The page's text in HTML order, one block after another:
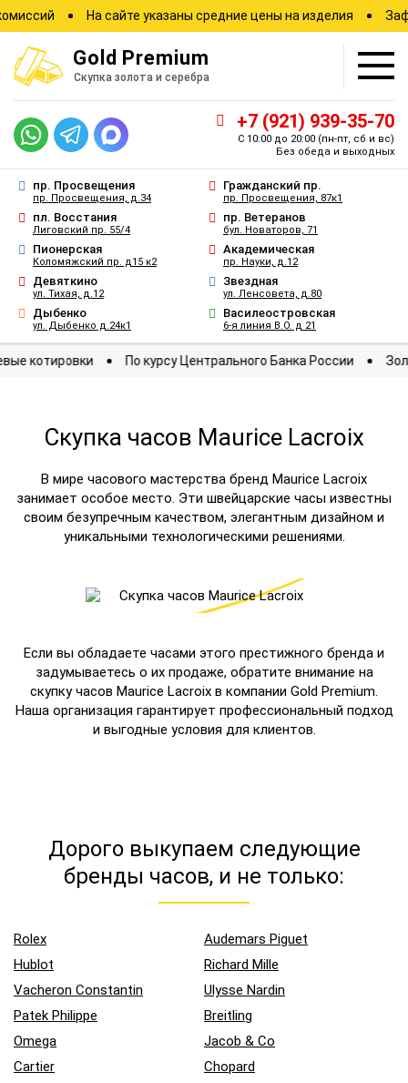
На сайте указаны средние цены на изделия
Gold Premium
Скупка золота и серебра
пр. Просвещения
пр. Просвещения, д.34
Гражданский пр.
пр. Просвещения, 87к1
пл. Восстания
Лиговский пр. 55/4
пр. Ветеранов
бул. Новаторов, 71
Пионерская
Коломяжский пр. д15 к2
Академическая
пр. Науки, д.12
Девяткино
ул. Тихая, д.12
Звездная
ул. Ленсовета, д.80
Дыбенко
ул. Дыбенко д.24к1
Василеостровская
6-я линия В.О. д 21
+7 (921) 939-35-70
С 10:00 до 20:00 (пн-пт, сб и вс)
Без обеда и выходных
Биржевые котировки По курсу Центрального Банка России
Скупка часов Maurice Lacroix
В мире часового мастерства бренд Maurice Lacroix
занимает особое место. Эти швейцарские часы известны
своим безупречным качеством, элегантным дизайном и
уникальными технологическими решениями.
Если вы обладаете часами этого престижного бренда и
задумываетесь о их продаже, обратите внимание на
скупку часов Maurice Lacroix в компании Gold Premium.
Наша организация гарантирует профессиональный подход
и выгодные условия для клиентов.
Дорого выкупаем следующие
бренды часов, и не только:
Rolex
Audemars Piguet
Hublot
Richard Mille
Vacheron Constantin
Ulysse Nardin
Patek Philippe
Breitling
Omega
Jacob & Co
Cartier
Chopard